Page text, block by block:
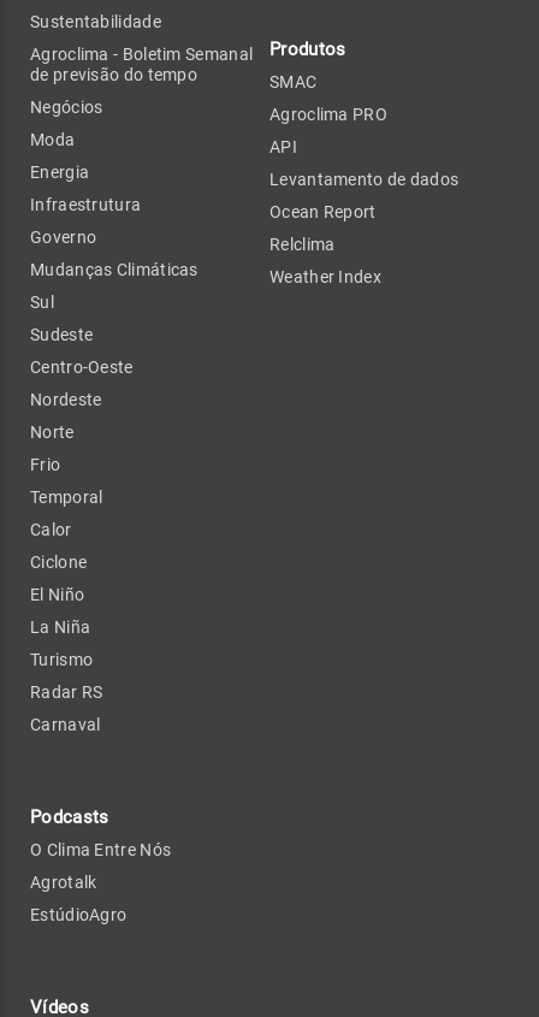
Sustentabilidade
Agroclima - Boletim Semanal
de previsão do tempo
Negócios
Moda
Energia
Infraestrutura
Governo
Mudanças Climáticas
Sul
Sudeste
Centro-Oeste
Nordeste
Norte
Frio
Temporal
Calor
Ciclone
El Niño
La Niña
Turismo
Radar RS
Carnaval
Podcasts
O Clima Entre Nós
Agrotalk
EstúdioAgro
Vídeos
Produtos
SMAC
Agroclima PRO
API
Levantamento de dados
Ocean Report
Relclima
Weather Index